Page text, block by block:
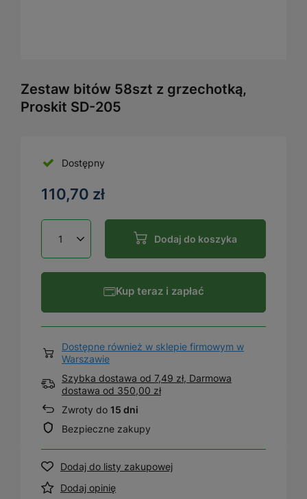
Zestaw bitów 58szt z grzechotką,
Proskit SD-205
Dostępny
110,70 zł
Dodaj do koszyka
Kup teraz i zapłać
Dostępne również w sklepie firmowym w
Warszawie
Szybka dostawa od 7,49 zł, Darmowa
dostawa od 350,00 zł
Zwroty do 15 dni
Bezpieczne zakupy
Dodaj do listy zakupowej
Dodaj opinię